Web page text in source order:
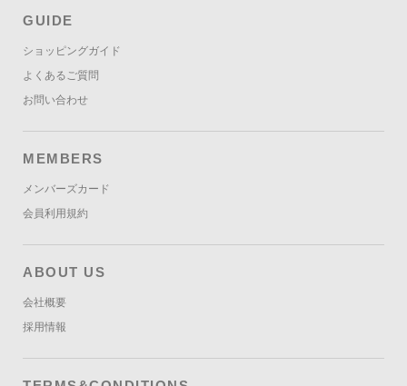
GUIDE
ショッピングガイド
よくあるご質問
お問い合わせ
MEMBERS
メンバーズカード
会員利用規約
ABOUT US
会社概要
採用情報